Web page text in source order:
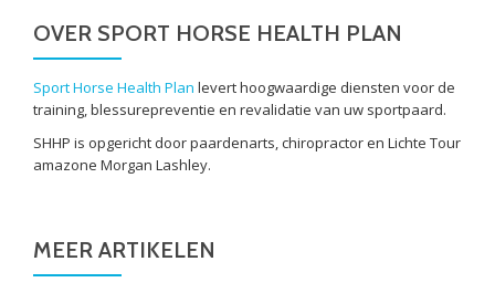
OVER SPORT HORSE HEALTH PLAN
Sport Horse Health Plan levert hoogwaardige diensten voor de
training, blessurepreventie en revalidatie van uw sportpaard.
SHHP is opgericht door paardenarts, chiropractor en Lichte Tour
amazone Morgan Lashley.
MEER ARTIKELEN